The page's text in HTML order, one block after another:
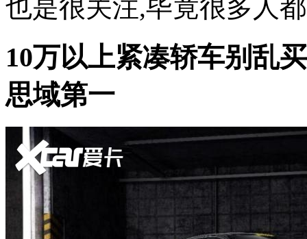
也是很关注,毕竟很多人
10万以上紧凑轿车别乱
思域第一